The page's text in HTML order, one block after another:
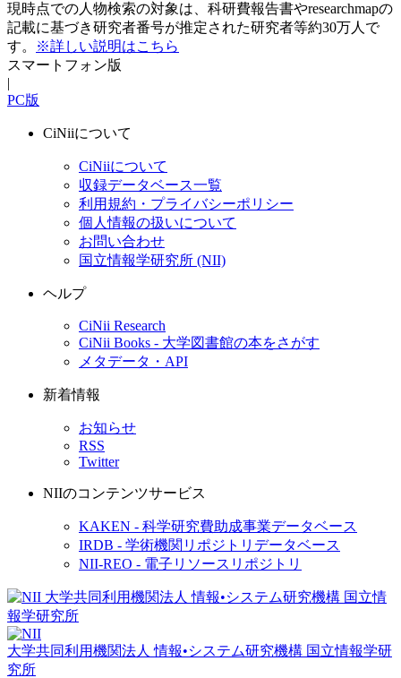
現時点での人物検索の対象は、科研費報告書やresearchmapの
記載に基づき研究者番号が推定された研究者等約30万人で
す。
※詳しい説明はこちら
スマートフォン版
|
PC版
CiNiiについて
CiNiiについて
収録データベース一覧
利用規約・プライバシーポリシー
個人情報の扱いについて
お問い合わせ
国立情報学研究所 (NII)
ヘルプ
CiNii Research
CiNii Books - 大学図書館の本をさがす
メタデータ・API
新着情報
お知らせ
RSS
Twitter
NIIのコンテンツサービス
KAKEN - 科学研究費助成事業データベース
IRDB - 学術機関リポジトリデータベース
NII-REO - 電子リソースリポジトリ
大学共同利用機関法人 情報•システム研究機構 国立情報学研
究所